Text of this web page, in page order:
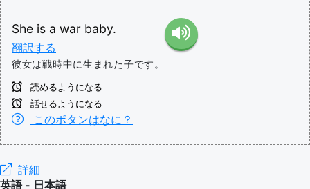
She is a war baby.
翻訳する
彼女は戦時中に生まれた子です。
読めるようになる
話せるようになる
このボタンはなに？
詳細
英語 - 日本語